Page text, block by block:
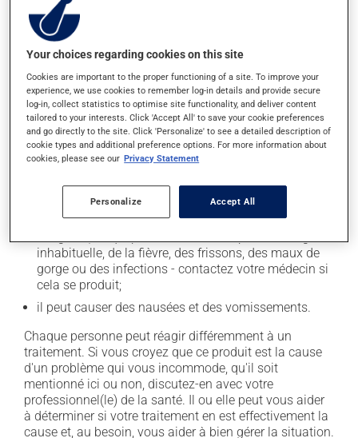
Effets indésirables
l'occasion entraîner certains effets indésirables (effets
secondaires), notamment :
il peut diminuer l'appétit;
il peut rendre la bouche sèche;
il peut causer une fatigue inhabituelle;
il peut provoquer des changements dans la formule
inhabituelle, de la fièvre, des frissons, des maux de
gorge ou des infections - contactez votre médecin si
cela se produit;
il peut causer des nausées et des vomissements.
Chaque personne peut réagir différemment à un
traitement. Si vous croyez que ce produit est la cause
d'un problème qui vous incommode, qu'il soit
mentionné ici ou non, discutez-en avec votre
professionnel(le) de la santé. Il ou elle peut vous aider
à déterminer si votre traitement en est effectivement la
cause et, au besoin, vous aider à bien gérer la situation.
Your choices regarding cookies on this site
Cookies are important to the proper functioning of a site. To improve your
experience, we use cookies to remember log-in details and provide secure
log-in, collect statistics to optimise site functionality, and deliver content
tailored to your interests. Click 'Accept All' to save your cookie preferences
and go directly to the site. Click 'Personalize' to see a detailed description of
cookie types and additional preference options. For more information about
cookies, please see our Privacy Statement
Personalize Accept All